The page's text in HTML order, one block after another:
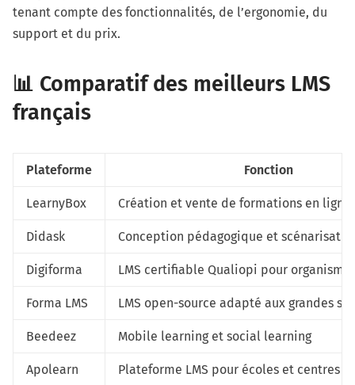
tenant compte des fonctionnalités, de l’ergonomie, du
support et du prix.
📊 Comparatif des meilleurs LMS
français
Plateforme Fonction
LearnyBox Création et vente de formations en ligne
Didask Conception pédagogique et
Digiforma LMS certifiable Qualiopi pour
Forma LMS LMS open-source adapté aux grandes
Beedeez Mobile learning et social learning
Apolearn Plateforme LMS pour écoles et centres